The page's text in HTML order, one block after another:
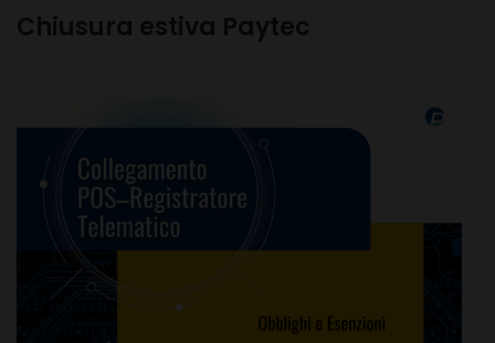
Chiusura estiva Paytec